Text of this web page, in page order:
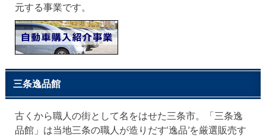
元する事業です。
三条逸品館
古くから職人の街として名をはせた三条市。「三条逸
品館」は当地三条の職人が造りだす‘逸品’を厳選販売す